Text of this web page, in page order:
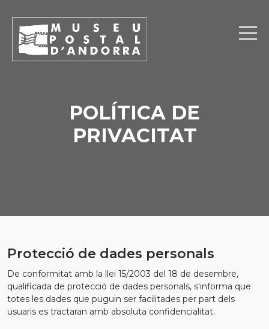
POLÍTICA DE
PRIVACITAT
Protecció de dades personals
De conformitat amb la llei 15/2003 del 18 de desembre,
qualificada de protecció de dades personals, s'informa que
totes les dades que puguin ser facilitades per part dels
usuaris es tractaran amb absoluta confidencialitat.